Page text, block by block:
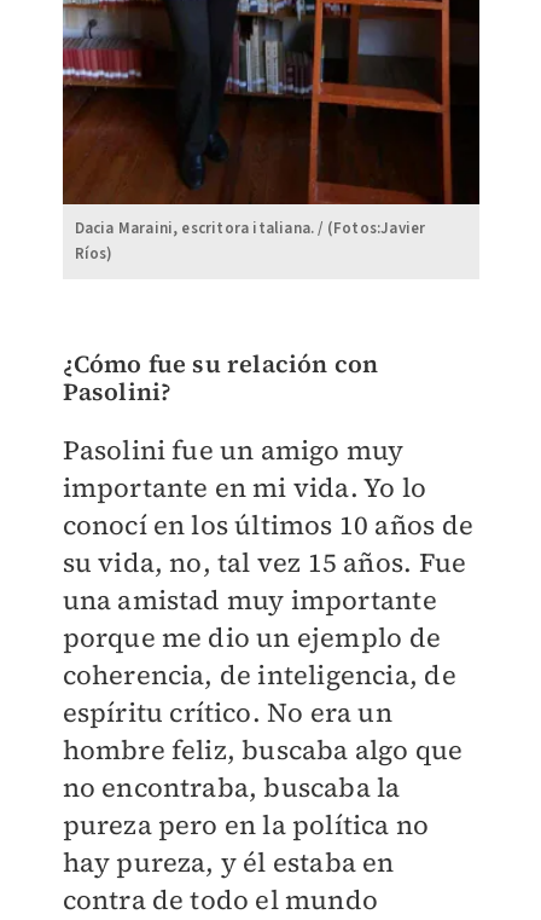
Dacia Maraini, escritora italiana. / (Fotos:Javier
Ríos)
¿Cómo fue su relación con
Pasolini?
Pasolini fue un amigo muy
importante en mi vida. Yo lo
conocí en los últimos 10 años de
su vida, no, tal vez 15 años. Fue
una amistad muy importante
porque me dio un ejemplo de
coherencia, de inteligencia, de
espíritu crítico. No era un
hombre feliz, buscaba algo que
no encontraba, buscaba la
pureza pero en la política no
hay pureza, y él estaba en
contra de todo el mundo